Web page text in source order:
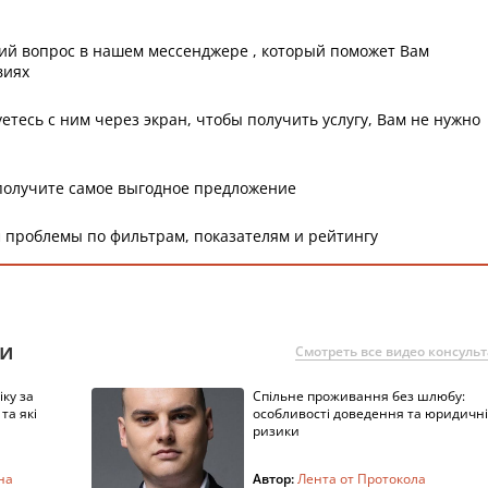
вопрос в нашем мессенджере , который поможет Вам
с ним через экран, чтобы получить услугу, Вам не нужно
самое выгодное предложение
по фильтрам, показателям и рейтингу
Смотреть все видео
за
які
Спільне проживання без шлюбу:
особливості доведення та юридичні
ризики
Автор:Лента от Протокола